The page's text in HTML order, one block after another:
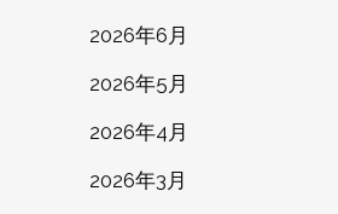
2026年6月
2026年5月
2026年4月
2026年3月